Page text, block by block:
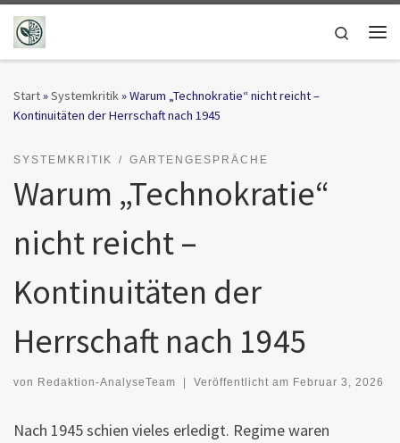
Zum Inhalt springen
Search
Start»Systemkritik»Warum „Technokratie“ nicht reicht –
Kontinuitäten der Herrschaft nach 1945
SYSTEMKRITIK GARTENGESPRÄCHE
Warum „Technokratie“
nicht reicht –
Kontinuitäten der
Herrschaft nach 1945
von Redaktion-AnalyseTeam Veröffentlicht am Februar 3, 2026
Nach 1945 schien vieles erledigt. Regime waren